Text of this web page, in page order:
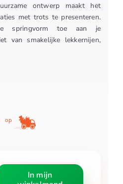
ontwerp maakt het
met trots te presenteren.
springvorm toe aan je
van smakelijke lekkernijen,
op
In mijn